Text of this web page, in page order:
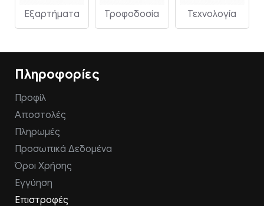
Εξαρτήματα Τροφοδοσία Τεχνολογία
Πληροφορίες
Προφίλ
Αποστολές
Πληρωμές
Προσωπικά Δεδομένα
Όροι Χρήσης
Εγγύηση
Επιστροφές